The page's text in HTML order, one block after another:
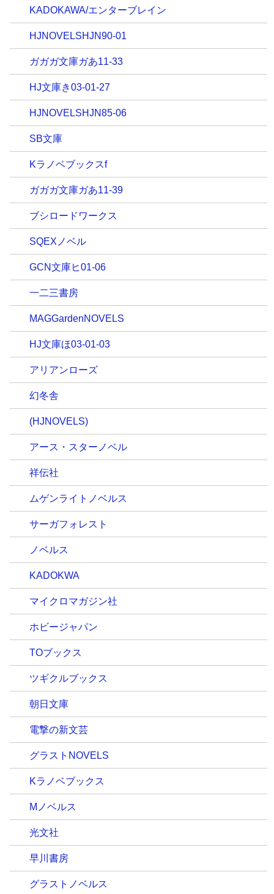
KADOKAWA/エンターブレイン
HJNOVELSHJN90-01
ガガガ文庫ガあ11-33
HJ文庫き03-01-27
HJNOVELSHJN85-06
SB文庫
Kラノベブックスf
ガガガ文庫ガあ11-39
ブシロードワークス
SQEXノベル
GCN文庫ヒ01-06
一二三書房
MAGGardenNOVELS
HJ文庫ほ03-01-03
アリアンローズ
幻冬舎
(HJNOVELS)
アース・スターノベル
祥伝社
ムゲンライトノベルス
サーガフォレスト
ノベルス
KADOKWA
マイクロマガジン社
ホビージャパン
TOブックス
ツギクルブックス
朝日文庫
電撃の新文芸
グラストNOVELS
Kラノベブックス
Mノベルス
光文社
早川書房
グラストノベルス